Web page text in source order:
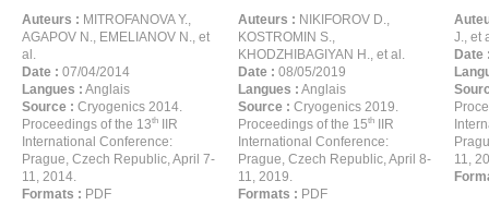
Auteurs : MITROFANOVA Y.,
AGAPOV N., EMELIANOV N., et
al.
Date : 07/04/2014
Langues : Anglais
Source : Cryogenics 2014.
Proceedings of the 13th IIR
International Conference:
Prague, Czech Republic, April 7-
11, 2014.
Formats : PDF
Auteurs : NIKIFOROV D.,
KOSTROMIN S.,
KHODZHIBAGIYAN H., et al.
Date : 08/05/2019
Langues : Anglais
Source : Cryogenics 2019.
Proceedings of the 15th IIR
International Conference:
Prague, Czech Republic, April 8-
11, 2019.
Formats : PDF
J., et
Date
11,